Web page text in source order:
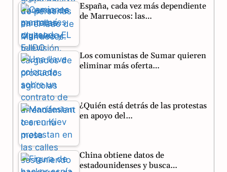
España, cada vez más dependiente
de Marruecos: las…
Los comunistas de Sumar quieren
eliminar más oferta…
¿Quién está detrás de las protestas
en apoyo del…
China obtiene datos de
estadounidenses y busca…